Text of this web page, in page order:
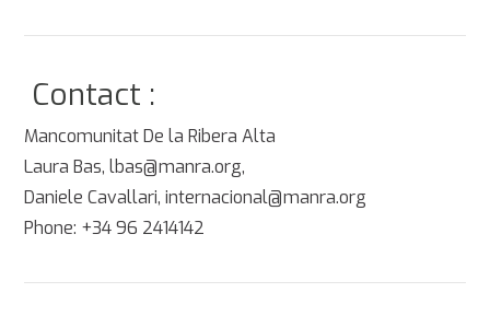
Contact :
Mancomunitat De la Ribera Alta
Laura Bas, lbas@manra.org,
Daniele Cavallari, internacional@manra.org
Phone: +34 96 2414142